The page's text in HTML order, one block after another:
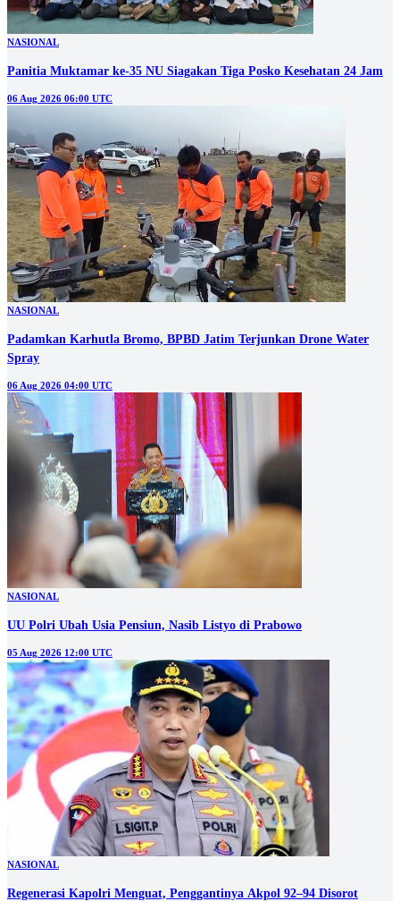
NASIONAL
Panitia Muktamar ke-35 NU Siagakan Tiga Posko Kesehatan 24 Jam
06 Aug 2026 06:00 UTC
NASIONAL
Padamkan Karhutla Bromo, BPBD Jatim Terjunkan Drone Water
Spray
06 Aug 2026 04:00 UTC
NASIONAL
UU Polri Ubah Usia Pensiun, Nasib Listyo di Prabowo
05 Aug 2026 12:00 UTC
NASIONAL
Regenerasi Kapolri Menguat, Penggantinya Akpol 92–94 Disorot